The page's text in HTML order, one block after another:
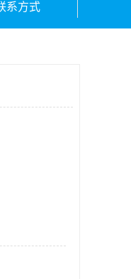
系方式